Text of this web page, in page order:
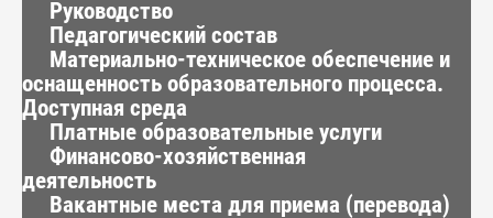
Руководство
Педагогический состав
Материально-техническое обеспечение и
оснащенность образовательного процесса.
Доступная среда
Платные образовательные услуги
Финансово-хозяйственная
деятельность
Вакантные места для приема (перевода)